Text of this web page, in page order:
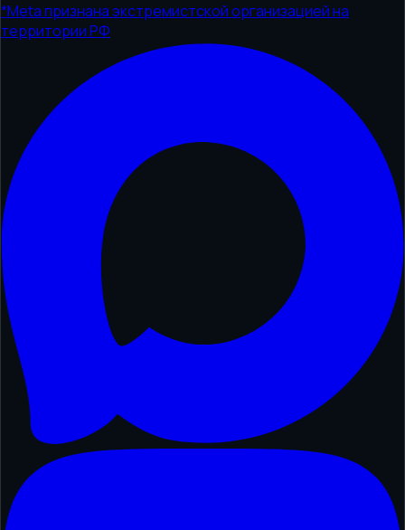
*Meta признана экстремистской организацией на
территории РФ